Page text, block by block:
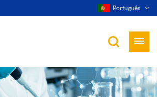
Português